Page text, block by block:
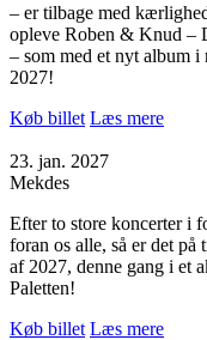
– er tilbage med
opleve Roben & Knud –
– som med et nyt album i
2027!
Køb billet Læs mere
23. jan. 2027
Mekdes
Efter to store koncerter i
foran os alle, så er det på
af 2027, denne gang i et
Paletten!
Køb billet Læs mere